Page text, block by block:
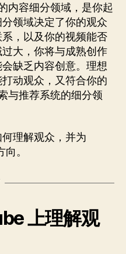
内容细分领域，是你起
领域决定了你的观众
，以及你的视频能否
大，你将与成熟创作
缺乏内容创意。理想
动观众，又符合你的
与推荐系统的细分领
理解观众，并为
。
上理解观